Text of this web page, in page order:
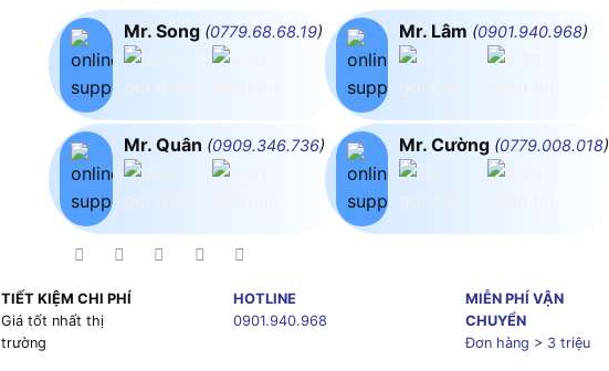
Mr. Song (0779.68.68.19)
Mr. Quân (0909.346.736)
Mr. Lâm (0901.940.968)
Mr. Cường (0779.008.018)
TIẾT KIỆM CHI PHÍ
Giá tốt nhất thị
trường
HOTLINE
0901.940.968
MIỄN PHÍ VẬN
CHUYỂN
Đơn hàng > 3 triệu